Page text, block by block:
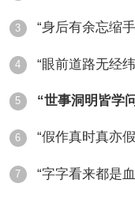
3 “身后有余忘缩
4 “眼前道路无经
5 “世事洞明皆学
6 “假作真时真亦
7 “字字看来都是